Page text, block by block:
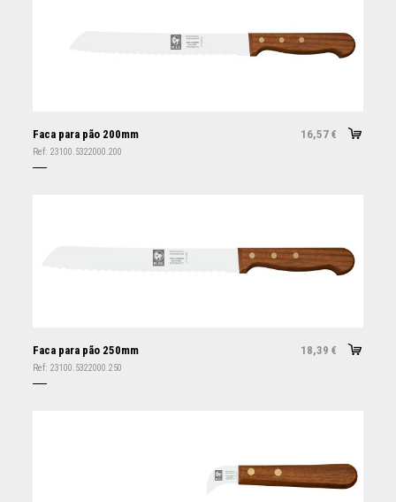
Faca para pão 200mm 16,57 €
Ref: 23100.5322000.200
Faca para pão 250mm 18,39 €
Ref: 23100.5322000.250